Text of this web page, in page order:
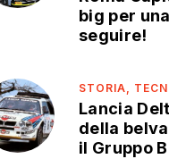
big per
seguire!
STORIA,
Lancia
della
il Gruppo B